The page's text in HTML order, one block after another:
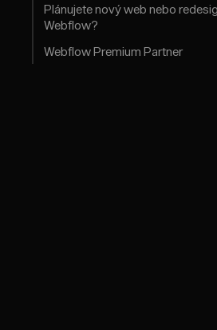
Plánujete nový web nebo
Webflow?
Webflow Premium Partner